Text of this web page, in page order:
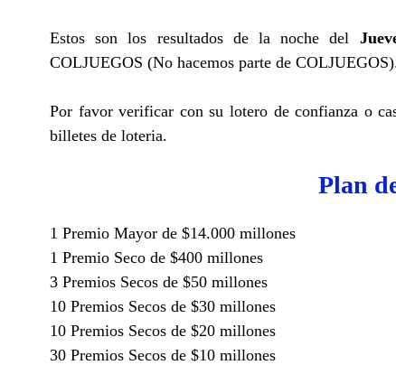
Estos son los resultados de la noche del
COLJUEGOS (No hacemos parte de
Por favor verificar con su lotero de confianza o
billetes de loteria.
Plan
1 Premio Mayor de $14.000 millones
1 Premio Seco de $400 millones
3 Premios Secos de $50 millones
10 Premios Secos de $30 millones
10 Premios Secos de $20 millones
30 Premios Secos de $10 millones